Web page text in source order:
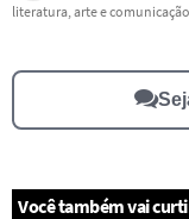
Este conteúdo
Outro
literatura, arte e
Você também vai